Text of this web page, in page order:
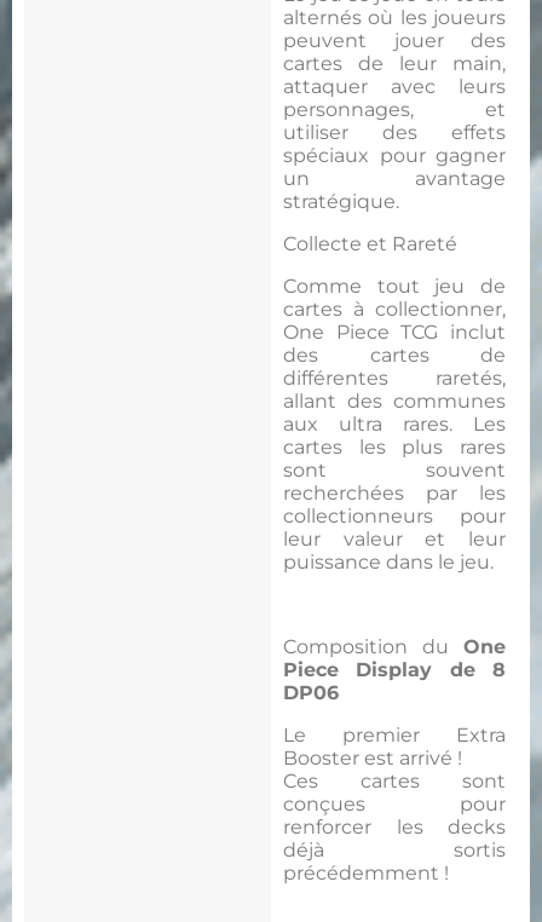
alternés où les joueurs
peuvent jouer des
cartes de leur main,
attaquer avec leurs
personnages, et
utiliser des effets
spéciaux pour gagner
un avantage
stratégique.
Collecte et Rareté
Comme tout jeu de
cartes à collectionner,
One Piece TCG inclut
des cartes de
différentes raretés,
allant des communes
aux ultra rares. Les
cartes les plus rares
sont souvent
recherchées par les
collectionneurs pour
leur valeur et leur
puissance dans le jeu.
Composition du One
Piece Display de 8
DP06
Le premier Extra
Booster est arrivé !
Ces cartes sont
conçues pour
renforcer les decks
déjà sortis
précédemment !